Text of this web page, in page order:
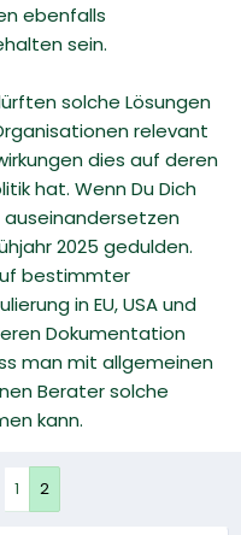
ebenfalls
sein.
solche Lösungen
relevant
dies auf deren
hat. Wenn Du Dich
2025 gedulden.
bestimmter
in EU, USA und
Dokumentation
man mit allgemeinen
Berater solche
kann.
1 2